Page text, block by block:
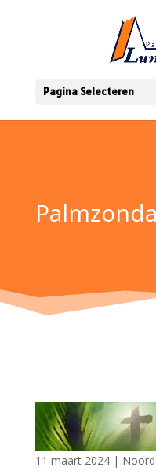
Pagina Selecteren
11 maart 2024|